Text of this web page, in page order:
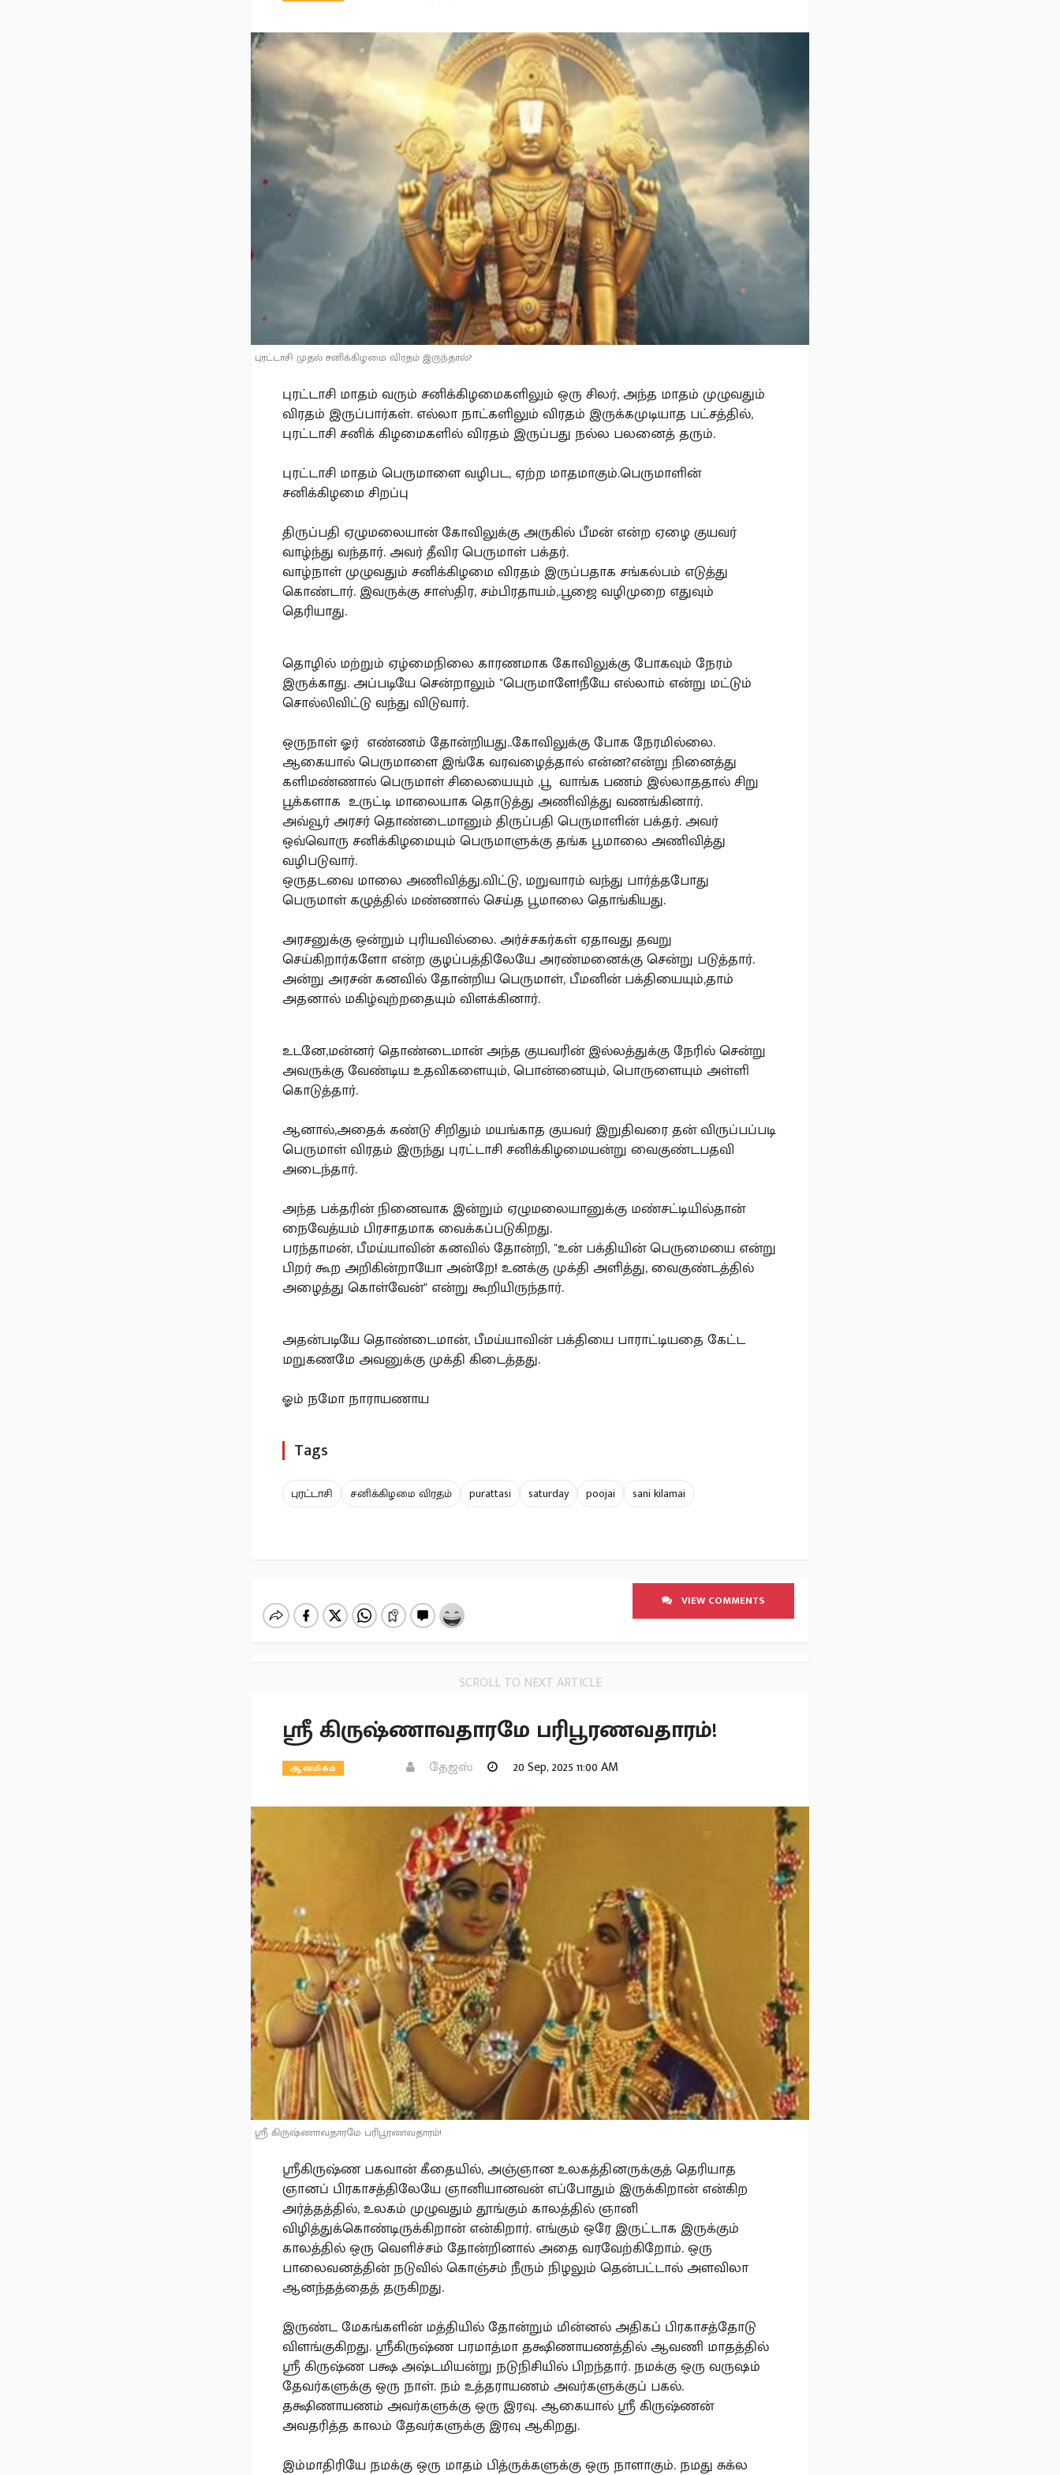
புரட்டாசி முதல் சனிக்கிழமை விரதம் இருந்தால்?
புரட்டாசி மாதம் வரும் சனிக்கிழமைகளிலும் ஒரு சிலர், அந்த மாதம் முழுவதும்
விரதம் இருப்பார்கள். எல்லா நாட்களிலும் விரதம் இருக்கமுடியாத பட்சத்தில்,
புரட்டாசி சனிக் கிழமைகளில் விரதம் இருப்பது நல்ல பலனைத் தரும்.
புரட்டாசி மாதம் பெருமாளை வழிபட, ஏற்ற மாதமாகும்.பெருமாளின்
சனிக்கிழமை சிறப்பு
திருப்பதி ஏழுமலையான் கோவிலுக்கு அருகில் பீமன் என்ற ஏழை குயவர்
வாழ்ந்து வந்தார். அவர் தீவிர பெருமாள் பக்தர்.
வாழ்நாள் முழுவதும் சனிக்கிழமை விரதம் இருப்பதாக சங்கல்பம் எடுத்து
கொண்டார். இவருக்கு சாஸ்திர, சம்பிரதாயம்,.பூஜை வழிமுறை எதுவும்
தெரியாது.
தொழில் மற்றும் ஏழ்மைநிலை காரணமாக கோவிலுக்கு போகவும் நேரம்
இருக்காது. அப்படியே சென்றாலும் "பெருமாளே!நீயே எல்லாம் என்று மட்டும்
சொல்லிவிட்டு வந்து விடுவார்.
ஒருநாள் ஓர் எண்ணம் தோன்றியது..கோவிலுக்கு போக நேரமில்லை.
ஆகையால் பெருமாளை இங்கே வரவழைத்தால் என்ன?என்று நினைத்து
களிமண்ணால் பெருமாள் சிலையையும் ,பூ வாங்க பணம் இல்லாததால் சிறு
பூக்களாக உருட்டி மாலையாக தொடுத்து அணிவித்து வணங்கினார்.
அவ்வூர் அரசர் தொண்டைமானும் திருப்பதி பெருமாளின் பக்தர். அவர்
ஒவ்வொரு சனிக்கிழமையும் பெருமாளுக்கு தங்க பூமாலை அணிவித்து
வழிபடுவார்.
ஒருதடவை மாலை அணிவித்து.விட்டு, மறுவாரம் வந்து பார்த்தபோது
பெருமாள் கழுத்தில் மண்ணால் செய்த பூமாலை தொங்கியது.
அரசனுக்கு ஒன்றும் புரியவில்லை. அர்ச்சகர்கள் ஏதாவது தவறு
செய்கிறார்களோ என்ற குழப்பத்திலேயே அரண்மனைக்கு சென்று படுத்தார்.
அன்று அரசன் கனவில் தோன்றிய பெருமாள், பீமனின் பக்தியையும்,தாம்
அதனால் மகிழ்வுற்றதையும் விளக்கினார்.
உடனே,மன்னர் தொண்டைமான் அந்த குயவரின் இல்லத்துக்கு நேரில் சென்று
அவருக்கு வேண்டிய உதவிகளையும், பொன்னையும், பொருளையும் அள்ளி
கொடுத்தார்.
ஆனால்,அதைக் கண்டு சிறிதும் மயங்காத குயவர் இறுதிவரை தன் விருப்பப்படி
பெருமாள் விரதம் இருந்து புரட்டாசி சனிக்கிழமையன்று வைகுண்டபதவி
அடைந்தார்.
அந்த பக்தரின் நினைவாக இன்றும் ஏழுமலையானுக்கு மண்சட்டியில்தான்
நைவேத்யம் பிரசாதமாக வைக்கப்படுகிறது.
பரந்தாமன், பீமய்யாவின் கனவில் தோன்றி, "உன் பக்தியின் பெருமையை என்று
பிறர் கூற அறிகின்றாயோ அன்றே! உனக்கு முக்தி அளித்து, வைகுண்டத்தில்
அழைத்து கொள்வேன்" என்று கூறியிருந்தார்.
அதன்படியே தொண்டைமான், பீமய்யாவின் பக்தியை பாராட்டியதை கேட்ட
மறுகணமே அவனுக்கு முக்தி கிடைத்தது.
ஓம் நமோ நாராயணாய
Tags
புரட்டாசி சனிக்கிழமை விரதம் purattasi saturday poojai sani kilamai
VIEW COMMENTS
SCROLL TO NEXT ARTICLE
ஸ்ரீ கிருஷ்ணாவதாரமே பரிபூரணவதாரம்!
ஆன்மிகம் தேஜஸ் 20 Sep, 2025 11:00 AM
ஸ்ரீ கிருஷ்ணாவதாரமே பரிபூரணவதாரம்!
ஸ்ரீகிருஷ்ண பகவான் கீதையில், அஞ்ஞான உலகத்தினருக்குத் தெரியாத
ஞானப் பிரகாசத்திலேயே ஞானியானவன் எப்போதும் இருக்கிறான் என்கிற
அர்த்தத்தில், உலகம் முழுவதும் தூங்கும் காலத்தில் ஞானி
விழித்துக்கொண்டிருக்கிறான் என்கிறார். எங்கும் ஒரே இருட்டாக இருக்கும்
காலத்தில் ஒரு வெளிச்சம் தோன்றினால் அதை வரவேற்கிறோம். ஒரு
பாலைவனத்தின் நடுவில் கொஞ்சம் நீரும் நிழலும் தென்பட்டால் அளவிலா
ஆனந்தத்தைத் தருகிறது.
இருண்ட மேகங்களின் மத்தியில் தோன்றும் மின்னல் அதிகப் பிரகாசத்தோடு
விளங்குகிறது. ஸ்ரீகிருஷ்ண பரமாத்மா தக்ஷிணாயணத்தில் ஆவணி மாதத்தில்
ஸ்ரீ கிருஷ்ண பக்ஷ அஷ்டமியன்று நடுநிசியில் பிறந்தார். நமக்கு ஒரு வருஷம்
தேவர்களுக்கு ஒரு நாள். நம் உத்தராயணம் அவர்களுக்குப் பகல்.
தக்ஷிணாயணம் அவர்களுக்கு ஒரு இரவு. ஆகையால் ஸ்ரீ கிருஷ்ணன்
அவதரித்த காலம் தேவர்களுக்கு இரவு ஆகிறது.
இம்மாதிரியே நமக்கு ஒரு மாதம் பித்ருக்களுக்கு ஒரு நாளாகும். நமது சுக்ல